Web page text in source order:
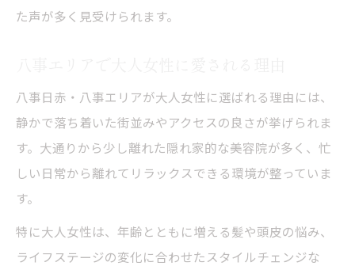
年齢を問わず輝くヘアスタイルを提案する場所
美容院で年齢に合わせた髪型提案の魅力
大人女性向け隠れ家サロンのカウンセリン
グ力
スタイル
マンツーマン施術が年齢悩みに寄り添う理
た声が多く見受けられます。
八事日赤・八事エリアが大人女性に選ばれる理由には、
静かで落ち着いた街並みやアクセスの良さが挙げられま
す。大通りから少し離れた隠れ家的な美容院が多く、忙
しい日常から離れてリラックスできる環境が整っていま
す。
特に大人女性は、年齢とともに増える髪や頭皮の悩み、
ライフステージの変化に合わせたスタイルチェンジな